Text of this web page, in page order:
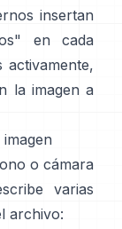
insertan
en cada
activamente,
la imagen a
o cámara
varias
archivo: